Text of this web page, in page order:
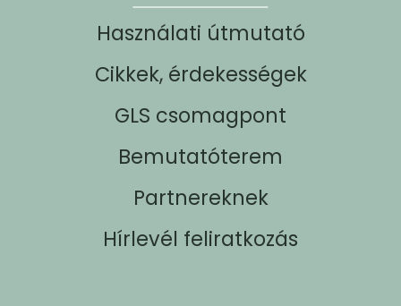
Használati útmutató
Cikkek, érdekességek
GLS csomagpont
Bemutatóterem
Partnereknek
Hírlevél feliratkozás